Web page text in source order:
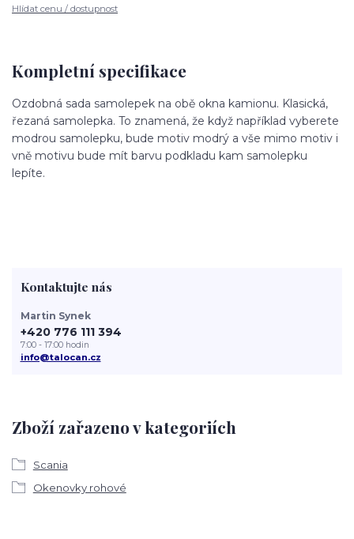
Hlídat cenu / dostupnost
Kompletní specifikace
Ozdobná sada samolepek na obě okna kamionu. Klasická,
řezaná samolepka. To znamená, že když například vyberete
modrou samolepku, bude motiv modrý a vše mimo motiv i
vně motivu bude mít barvu podkladu kam samolepku
lepíte.
Zboží zařazeno v kategoriích
Scania
Okenovky rohové
Kontaktujte nás
Martin Synek
+420 776 111 394
7:00 - 17:00 hodin
info@talocan.cz